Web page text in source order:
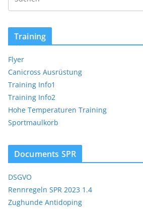
Training
Flyer
Canicross Ausrüstung
Training Info1
Training Info2
Hohe Temperaturen Training
Sportmaulkorb
Documents SPR
DSGVO
Rennregeln SPR 2023 1.4
Zughunde Antidoping